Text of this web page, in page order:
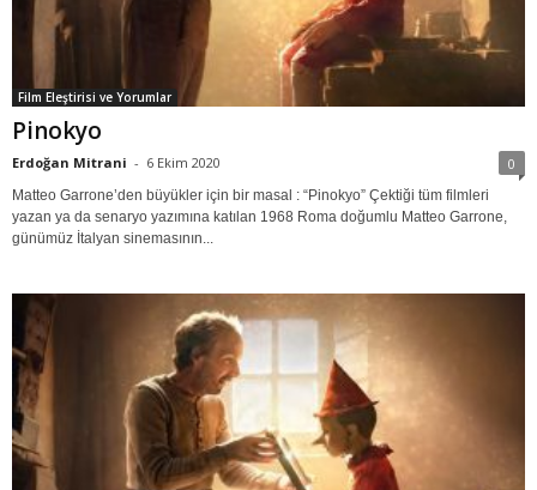
Film Eleştirisi ve Yorumlar
Pinokyo
Erdoğan Mitrani - 6 Ekim 2020 0
Matteo Garrone’den büyükler için bir masal : “Pinokyo” Çektiği tüm filmleri
yazan ya da senaryo yazımına katılan 1968 Roma doğumlu Matteo Garrone,
günümüz İtalyan sinemasının...